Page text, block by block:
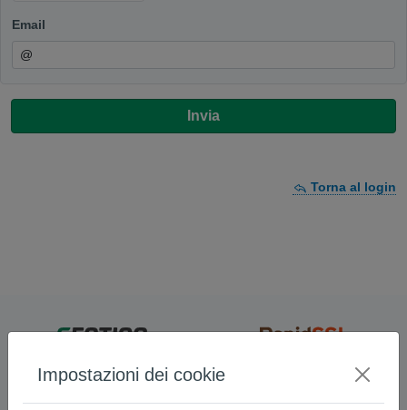
Email
Invia
Torna al login
Impostazioni dei cookie